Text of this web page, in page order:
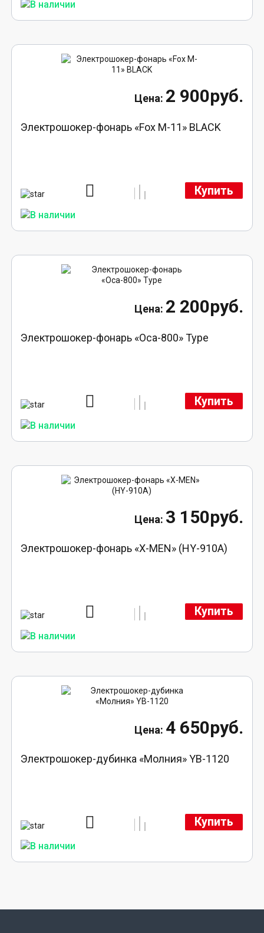
2 900руб.
Электрошокер-фонарь «Fox M-11» BLACK
Купить
2 200руб.
Электрошокер-фонарь «Оса-800» Type
Купить
3 150руб.
Электрошокер-фонарь «X-MEN» (HY-910A)
Купить
4 650руб.
Электрошокер-дубинка «Молния» YB-1120
Купить